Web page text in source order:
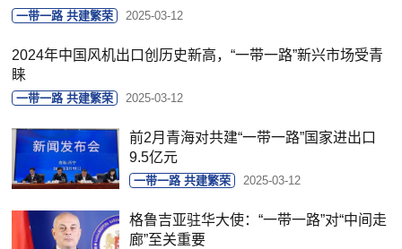
一带一路 共建繁荣 2025-03-12
2024年中国风机出口创历史新高，“一带一路”新兴市场受青
睐
一带一路 共建繁荣 2025-03-12
前2月青海对共建“一带一路”国家进出口
9.5亿元
一带一路 共建繁荣 2025-03-12
格鲁吉亚驻华大使：“一带一路”对“中间走
廊”至关重要